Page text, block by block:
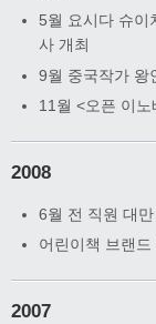
5월 요시다 슈이
사 개최
9월 중국작가 왕
11월 <오픈 이
2008
6월 전 직원 대
어린이책 브랜드
2007